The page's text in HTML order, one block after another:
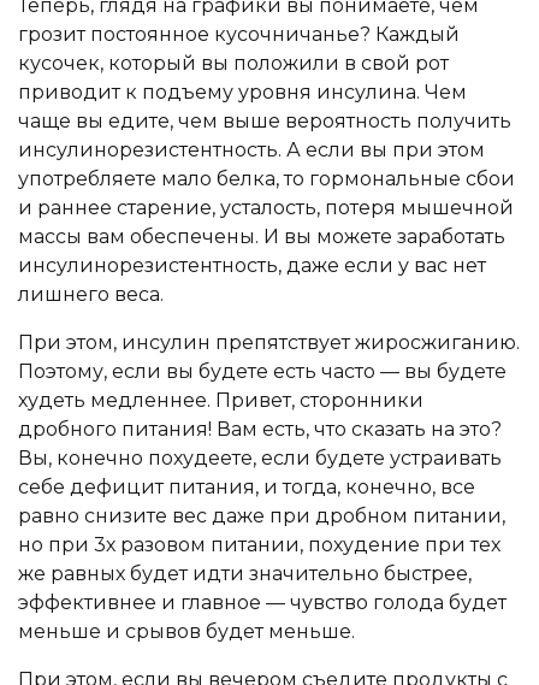
Теперь, глядя на графики вы понимаете, чем
грозит постоянное кусочничанье? Каждый
кусочек, который вы положили в свой рот
приводит к подъему уровня инсулина. Чем
чаще вы едите, чем выше вероятность получить
инсулинорезистентность. А если вы при этом
употребляете мало белка, то гормональные сбои
и раннее старение, усталость, потеря мышечной
массы вам обеспечены. И вы можете заработать
инсулинорезистентность, даже если у вас нет
лишнего веса.
При этом, инсулин препятствует жиросжиганию.
Поэтому, если вы будете есть часто — вы будете
худеть медленнее. Привет, сторонники
дробного питания! Вам есть, что сказать на это?
Вы, конечно похудеете, если будете устраивать
себе дефицит питания, и тогда, конечно, все
равно снизите вес даже при дробном питании,
но при 3х разовом питании, похудение при тех
же равных будет идти значительно быстрее,
эффективнее и главное — чувство голода будет
меньше и срывов будет меньше.
При этом, если вы вечером съедите продукты с